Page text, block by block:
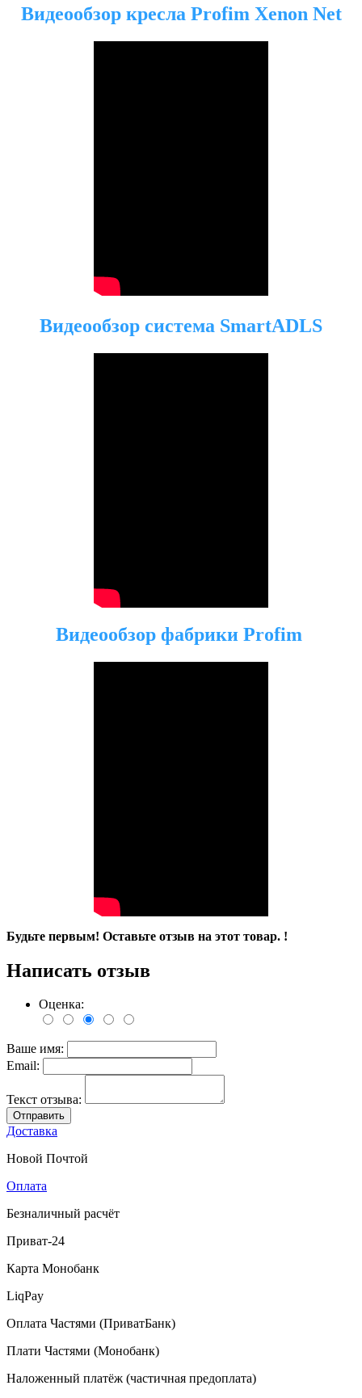
Видеообзор кресла Profim Xenon Net
Видеообзор система SmartADLS
Видеообзор фабрики Profim
Будьте первым! Оставьте отзыв на этот товар. !
Написать отзыв
Оценка:
Ваше имя:
Email:
Текст отзыва:
Отправить
Доставка
Новой Почтой
Оплата
Безналичный расчёт
Приват-24
Карта Монобанк
LiqPay
Оплата Частями (ПриватБанк)
Плати Частями (Монобанк)
Наложенный платёж (частичная предоплата)